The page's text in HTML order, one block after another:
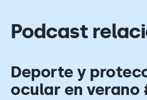
Podcast
Deporte y
ocular en verano